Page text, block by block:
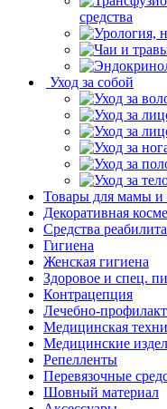
средства
Уход за собой
Товары для мамы
Декоративная
Средства
Гигиена
Женская гигиена
Здоровое и спец.
Контрацепция
Лечебно-
Медицинская
Медицинские
Репелленты
Перевязочные
Шовный материал